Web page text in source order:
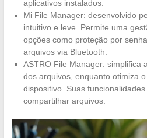
aplicativos instalados.
Mi File Manager: desenvolvido
intuitivo e leve. Permite uma
opções como proteção por
arquivos via Bluetooth.
ASTRO File Manager: simplifica
dos arquivos, enquanto otimiza
dispositivo. Suas
compartilhar arquivos.